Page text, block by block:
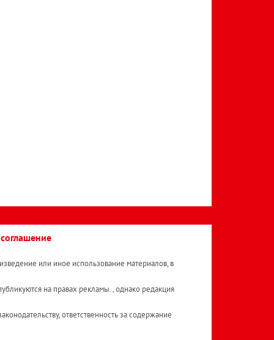
или иное использование материалов, в
на правах рекламы. , однако редакция
ответственность за содержание